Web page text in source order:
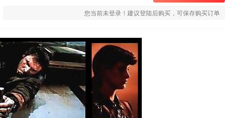
您当前未登录！建议登陆后购买，可保存购买订单